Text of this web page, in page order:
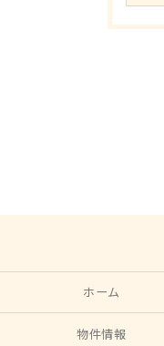
ホーム
物件情報